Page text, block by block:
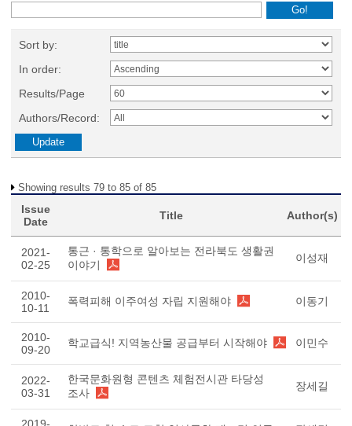
Sort by:
In order:
Results/Page
Authors/Record:
Showing results 79 to 85 of 85
Issue
Date
Title Author(s)
2021-
02-25
통근 · 통학으로 알아보는 전라북도 생활권
이야기
이성재
2010-
10-11
폭력피해 이주여성 자립 지원해야 이동기
2010-
09-20
학교급식! 지역농산물 공급부터 시작해야 이민수
2022-
03-31
한국문화원형 콘텐츠 체험전시관 타당성
조사
장세길